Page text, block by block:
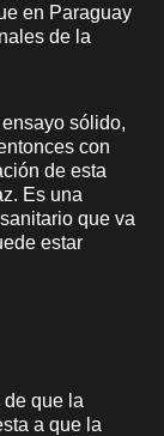
en Paraguay
de la
sólido,
con
de esta
Es una
que va
estar
de que la
a que la